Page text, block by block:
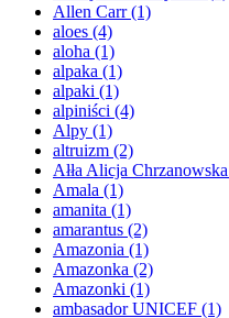
Allen Carr(1)
aloes (4)
aloha (1)
alpaka (1)
alpaki (1)
alpiniści (4)
Alpy (1)
altruizm (2)
Ałła Alicja Chrzanowska
Amala (1)
amanita (1)
amarantus (2)
Amazonia (1)
Amazonka (2)
Amazonki (1)
ambasador UNICEF (1)